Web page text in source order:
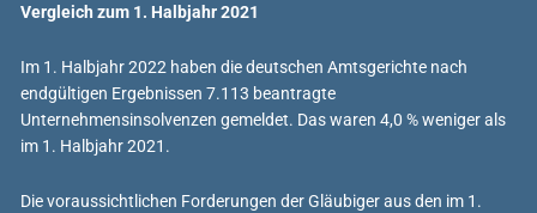
Vergleich zum 1. Halbjahr 2021
Im 1. Halbjahr 2022 haben die deutschen Amtsgerichte nach
endgültigen Ergebnissen 7.113 beantragte
Unternehmensinsolvenzen gemeldet. Das waren 4,0 % weniger als
im 1. Halbjahr 2021.
Die voraussichtlichen Forderungen der Gläubiger aus den im 1.